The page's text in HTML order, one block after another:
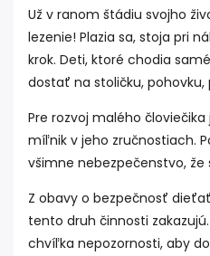
Už v ranom štádiu svojho
lezenie! Plazia sa, stoja pri
krok. Deti, ktoré chodia
dostať na stoličku,
Pre rozvoj malého
míľnik v jeho zručnostiach.
všimne nebezpečenstvo, že
Z obavy o bezpečnosť
tento druh činnosti
chvíľka nepozornosti, aby